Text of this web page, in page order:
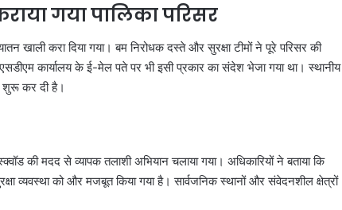
गया पालिका परिसर
खाली करा दिया गया। बम निरोधक दस्ते और सुरक्षा टीमों ने पूरे परिसर की
कार्यालय के ई-मेल पते पर भी इसी प्रकार का संदेश भेजा गया था। स्थानीय
शुरू कर दी है।
की मदद से व्यापक तलाशी अभियान चलाया गया। अधिकारियों ने बताया कि
व्यवस्था को और मजबूत किया गया है। सार्वजनिक स्थानों और संवेदनशील क्षेत्रों